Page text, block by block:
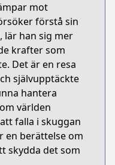
mot
förstå sin
lär han sig mer
krafter som
Det är en resa
självupptäckte
hantera
världen
falla i skuggan
en berättelse om
skydda det som